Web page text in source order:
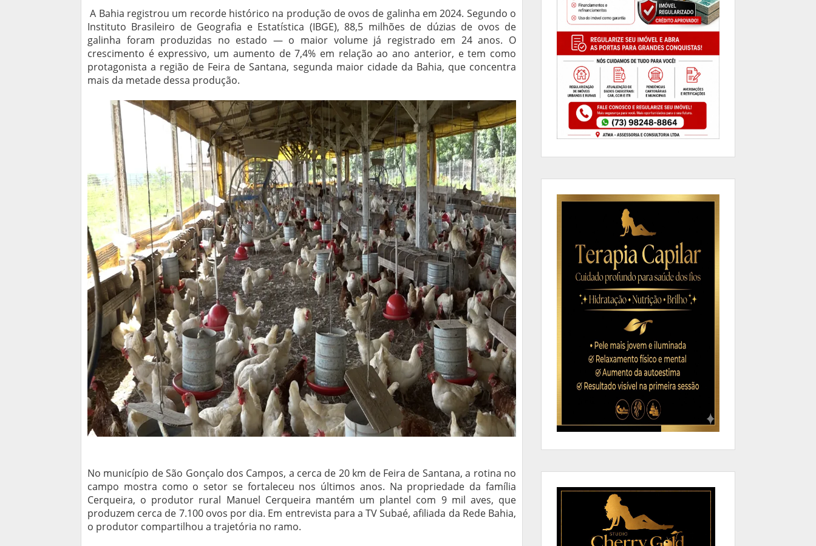
A Bahia registrou um recorde histórico na produção de ovos de galinha em 2024. Segundo o
Instituto Brasileiro de Geografia e Estatística (IBGE), 88,5 milhões de dúzias de ovos de
galinha foram produzidas no estado — o maior volume já registrado em 24 anos. O
crescimento é expressivo, um aumento de 7,4% em relação ao ano anterior, e tem como
protagonista a região de Feira de Santana, segunda maior cidade da Bahia, que concentra
mais da metade dessa produção.
No município de São Gonçalo dos Campos, a cerca de 20 km de Feira de Santana, a rotina no
campo mostra como o setor se fortaleceu nos últimos anos. Na propriedade da família
Cerqueira, o produtor rural Manuel Cerqueira mantém um plantel com 9 mil aves, que
produzem cerca de 7.100 ovos por dia. Em entrevista para a TV Subaé, afiliada da Rede Bahia,
o produtor compartilhou a trajetória no ramo.